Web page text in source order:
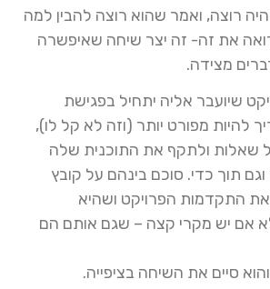
רוצה, ואמר שהוא רוצה להבין למה
את זה- זה יצר שיחה שאיפשרה
מצידה.
שיועבר אליה יתחיל בפגישת
להיות מפורט יותר (וזה לא קל לו),
שאלות ולתקף את התוכנית שלה
תוך כדי. סוכם בינהם על קובץ
התקדמות הפרויקט ושהיא
אם יש מקרי קצה – שגם אותם הם
סיים את השיחה בציפייה.